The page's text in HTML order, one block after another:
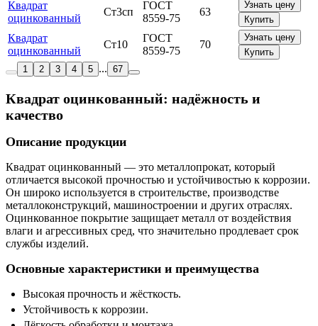
Квадрат
оцинкованный
Ст3сп
ГОСТ
8559-75
63
Узнать цену
Купить
Квадрат
оцинкованный
Ст10
ГОСТ
8559-75
70
Узнать цену
Купить
1
2 3 4 5 ... 67
Квадрат оцинкованный: надёжность и
качество
Описание продукции
Квадрат оцинкованный — это металлопрокат, который
отличается высокой прочностью и устойчивостью к коррозии.
Он широко используется в строительстве, производстве
металлоконструкций, машиностроении и других отраслях.
Оцинкованное покрытие защищает металл от воздействия
влаги и агрессивных сред, что значительно продлевает срок
службы изделий.
Основные характеристики и преимущества
Высокая прочность и жёсткость.
Устойчивость к коррозии.